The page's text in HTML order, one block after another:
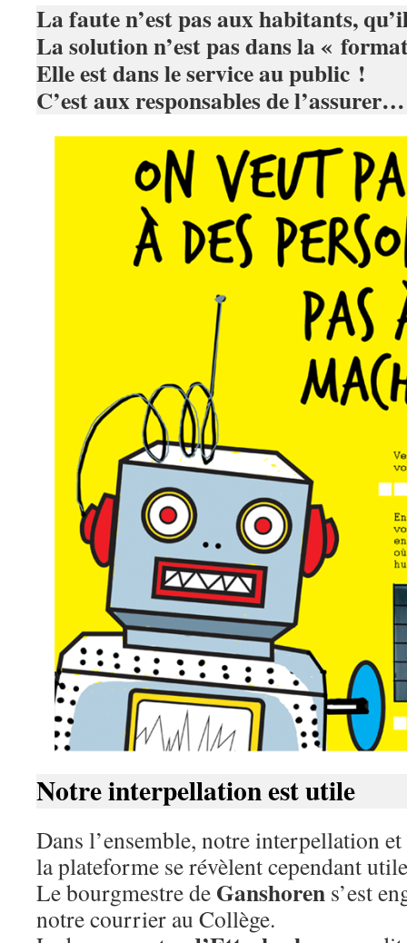
La faute n’est pas aux habitants,
La solution n’est pas dans la «
Elle est dans le service au public !
C’est aux responsables de l’assurer…
Notre interpellation est utile
Dans l’ensemble, notre interpellation
la plateforme se révèlent cependant
Le bourgmestre de Ganshoren s’est
notre courrier au Collège.